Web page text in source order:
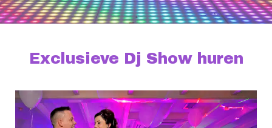
Exclusieve Dj Show huren